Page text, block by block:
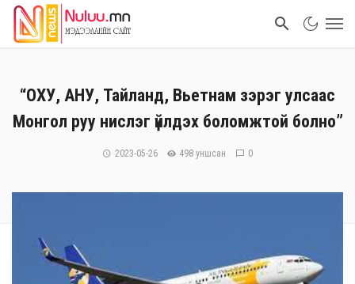
“ОХУ, АНУ, Тайланд, Вьетнам зэрэг улсаас
Монгол руу нислэг үйлдэх боломжтой болно”
2023-05-26 498 уншсан 0